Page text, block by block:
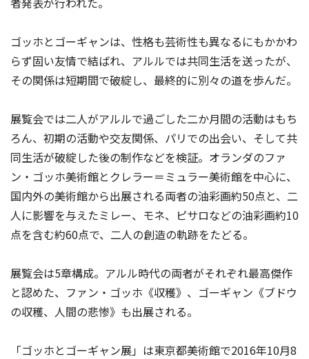
ゴッホとゴーギャンは、性格も芸術性も異なるにもかかわ
らず固い友情で結ばれ、アルルでは共同生活を送ったが、
その関係は短期間で破綻し、最終的に別々の道を歩んだ。
展覧会では二人がアルルで過ごした二か月間の活動はもち
ろん、初期の活動や交友関係、パリでの出会い、そして共
同生活が破綻した後の制作などを検証。オランダのファ
ン・ゴッホ美術館とクレラー＝ミュラー美術館を中心に、
国内外の美術館から出展される両者の油彩画約50点と、二
人に影響を与えたミレー、モネ、ピサロなどの油彩画約10
点を含む約60点で、二人の創造の軌跡をたどる。
展覧会は5章構成。アルル時代の両者がそれぞれ最高傑作
と認めた、ファン・ゴッホ《収穫》、ゴーギャン《ブドウ
の収穫、人間の悲惨》も出展される。
「ゴッホとゴーギャン展」は東京都美術館で2016年10月8